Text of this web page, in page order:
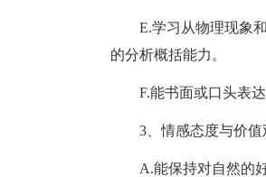
E.学习从物理现象
的分析概括能力。
F.能书面或口头表
3、情感态度与价值
A.能保持对自然的